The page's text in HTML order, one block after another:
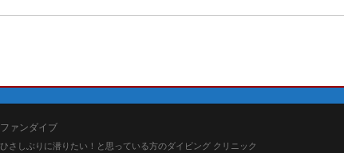
ファンダイブ
ひさしぶりに潜りたい！と思っている方のダイビング クリニック